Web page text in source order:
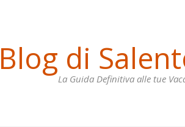
di
La Guida Definitiva alle tue